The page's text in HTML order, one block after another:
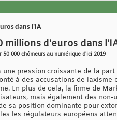
dans l'IA
millions d'euros dans
000 chômeurs au numérique d'ici 2019
pression croissante de la
à des accusations de
En plus de cela, la firme de
mais également des
sa position dominante pour
les régulateurs européens